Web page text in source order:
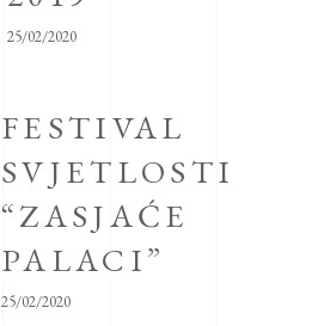
25/02/2020
FESTIVAL
SVJETLOSTI
“ZASJAĆE
PALACI”
25/02/2020